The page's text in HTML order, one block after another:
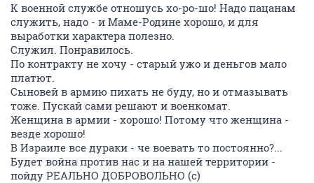
К военной службе отношусь хо-ро-шо! Надо пацанам
служить, надо - и Маме-Родине хорошо, и для
выработки характера полезно.
Служил. Понравилось.
По контракту не хочу - старый ужо и деньгов мало
платют.
Сыновей в армию пихать не буду, но и отмазывать
тоже. Пускай сами решают и военкомат.
Женщина в армии - хорошо! Потому что женщина -
везде хорошо!
В Израиле все дураки - че воевать то постоянно?...
Будет война против нас и на нашей территории -
пойду РЕАЛЬНО ДОБРОВОЛЬНО (с)